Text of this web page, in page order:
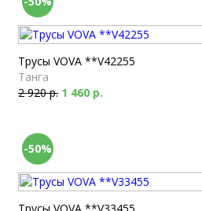
Трусы VOVA **V42255
Танга
2 920 р. 1 460 р.
-50%